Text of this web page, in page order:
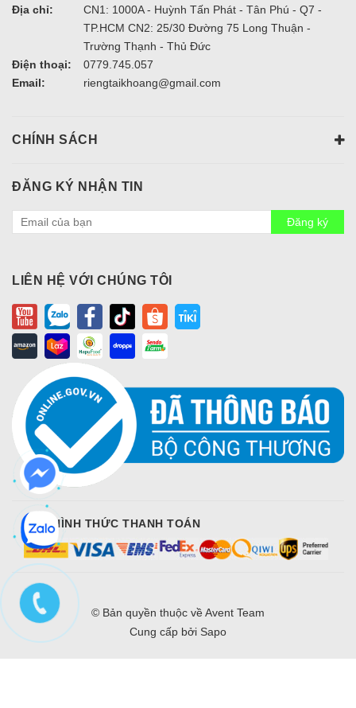
Địa chỉ:
CN1: 1000A - Huỳnh Tấn Phát - Tân Phú - Q7 -
TP.HCM CN2: 25/30 Đường 75 Long Thuận -
Trường Thạnh - Thủ Đức
Điện thoại:
0779.745.057
Email:
riengtaikhoang@gmail.com
CHÍNH SÁCH
ĐĂNG KÝ NHẬN TIN
Đăng ký
LIÊN HỆ VỚI CHÚNG TÔI
CÁC HÌNH THỨC THANH TOÁN
© Bản quyền thuộc về Avent Team
Cung cấp bởi Sapo